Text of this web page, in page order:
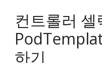
컨트롤러
하기